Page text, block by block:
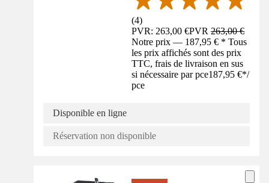
(4)
PVR: 263,00 €PVR263,00 €
Notre prix — 187,95 € * Tous
les prix affichés sont des prix
TTC, frais de livraison en sus
si nécessaire par pce187,95 €*/
pce
Disponible en ligne
Réservation non disponible